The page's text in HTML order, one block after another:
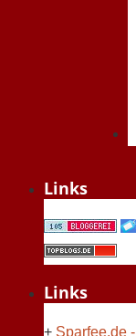
Links
Links
+ Sparfee.de